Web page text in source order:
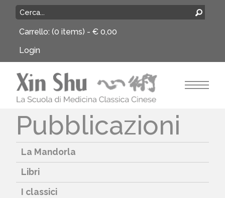
Carrello: (0 items) - € 0,00
Login
Pubblicazioni
La Mandorla
Libri
I classici